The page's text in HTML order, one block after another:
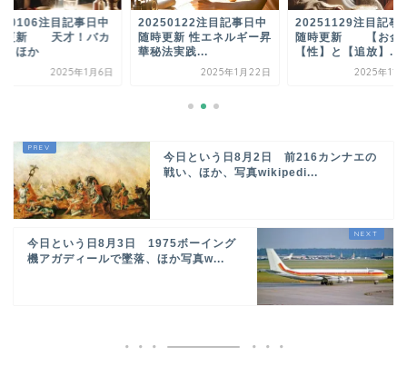
注目記事日中
更新 性エネルギー昇
法実践...
2025年1月22日
20251129注目記事日中
随時更新 【お金】と
【性】と【追放】...
2025年11月29日
20250106注目記事
随時更新 天才！
ボン、ほか
2025年
今日という日8月2日 前216カンナエの
戦い、ほか、写真wikipedi...
今日という日8月3日 1975ボーイング
機アガディールで墜落、ほか写真w...